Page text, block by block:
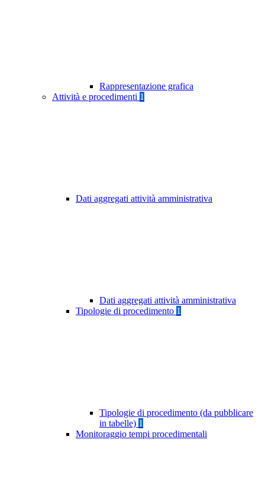
Rappresentazione grafica
Attività e procedimenti 1
Dati aggregati attività amministrativa
Dati aggregati attività amministrativa
Tipologie di procedimento 1
Tipologie di procedimento (da pubblicare
in tabelle) 1
Monitoraggio tempi procedimentali